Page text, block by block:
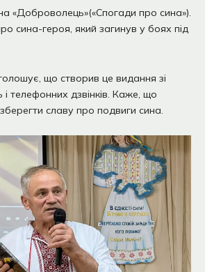
«Доброволець»(«Спогади про сина»).
сина-героя, який загинув у боях під
що створив це видання зі
і телефонних дзвінків. Каже, що
славу про подвиги сина.